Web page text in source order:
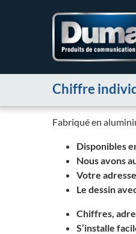
Chiffre
Fabriqué en
Disponibles
Nous avons
Votre
Le dessin
Chiffres,
S’installe